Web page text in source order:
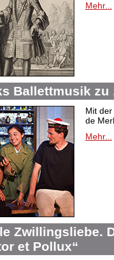
Mehr...
Ballettmusik zu
Mit der
de
Mehr...
Zwillingsliebe.
et Pollux“